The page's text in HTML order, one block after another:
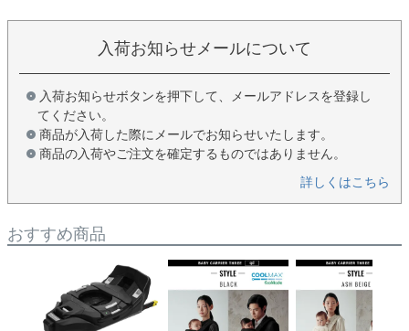
入荷お知らせメールについて
入荷お知らせボタンを押下して、メールアドレスを登録し
てください。
商品が入荷した際にメールでお知らせいたします。
商品の入荷やご注文を確定するものではありません。
詳しくはこちら
おすすめ商品